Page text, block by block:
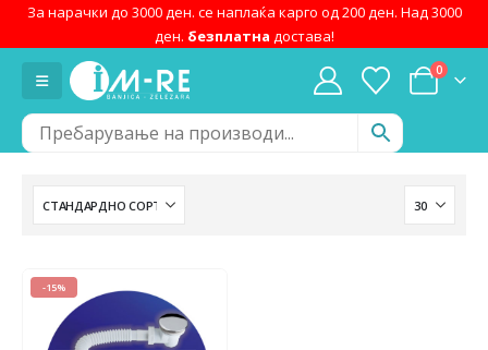
За нарачки до 3000 ден. се наплаќа карго од 200 ден. Над 3000
ден. безплатна достава!
0
-15%